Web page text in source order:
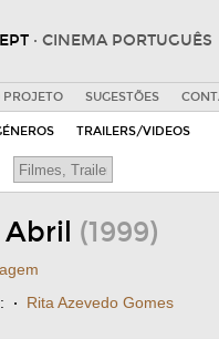
· CINEMA PORTUGUÊS
PROJETO SUGESTÕES
TRAILERS/VIDEOS
Abril (1999)
· Rita Azevedo Gomes